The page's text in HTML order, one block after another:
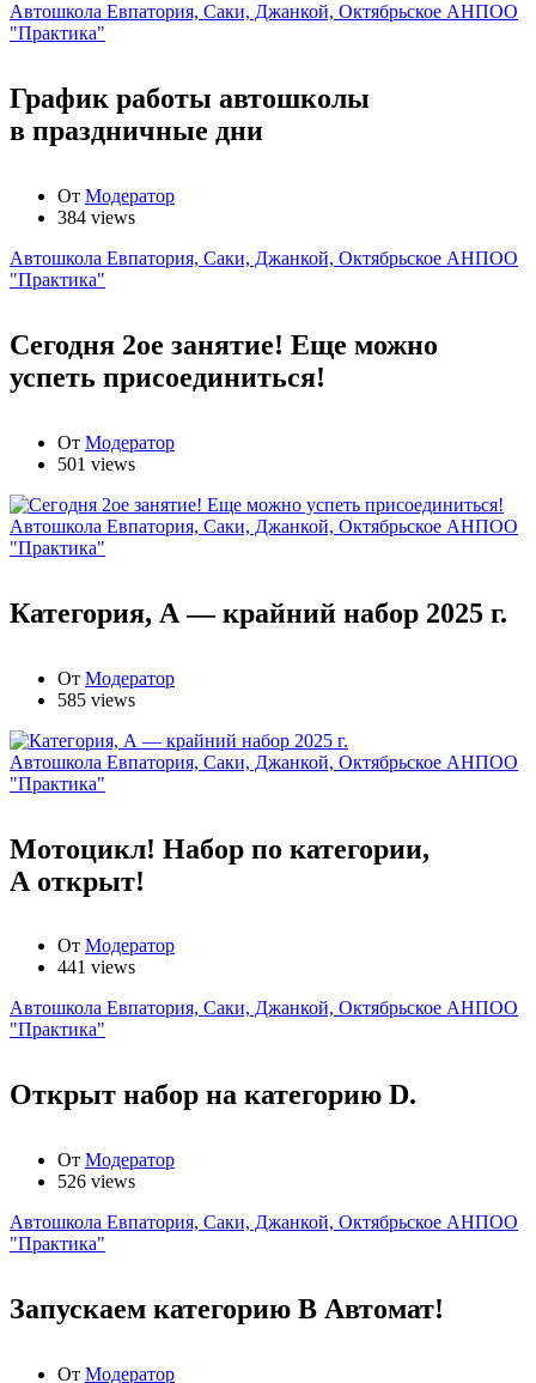
Автошкола Евпатория, Саки, Джанкой, Октябрьское АНПОО
"Практика"
График работы автошколы
в праздничные дни
От Модератор
384 views
Автошкола Евпатория, Саки, Джанкой, Октябрьское АНПОО
"Практика"
Сегодня 2ое занятие! Еще можно
успеть присоединиться!
От Модератор
501 views
Автошкола Евпатория, Саки, Джанкой, Октябрьское АНПОО
"Практика"
Категория, А — крайний набор 2025 г.
От Модератор
585 views
Автошкола Евпатория, Саки, Джанкой, Октябрьское АНПОО
"Практика"
Мотоцикл! Набор по категории,
А открыт!
От Модератор
441 views
Автошкола Евпатория, Саки, Джанкой, Октябрьское АНПОО
"Практика"
Открыт набор на категорию D.
От Модератор
526 views
Автошкола Евпатория, Саки, Джанкой, Октябрьское АНПОО
"Практика"
Запускаем категорию В Автомат!
От Модератор